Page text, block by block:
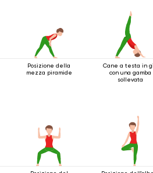
Posizione della
mezza piramide
Cane a testa in
con una gamba
sollevata